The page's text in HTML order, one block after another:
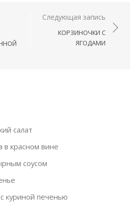
по записямСледующая запись
КОРЗИНОЧКИ С
ЯГОДАМИ
салат
в красном вине
соусом
куриной печенью